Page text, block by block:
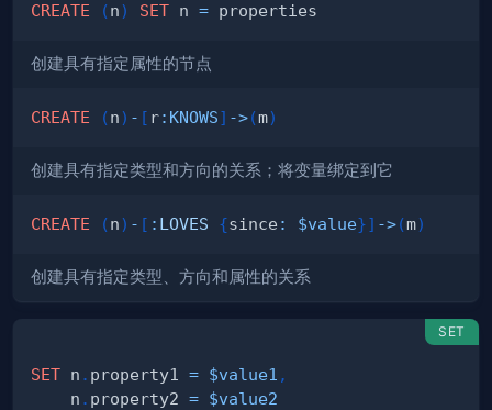
CREATE
(n) SET n =
创建具有指定属性的节点
CREATE (n) - [ r: KNOWS] ->(m)
创建具有指定类型和方向的关系；将变量绑定到它
CREATE (n) - [ : LOVES {since : $value}] ->(m)
创建具有指定类型、方向和属性的关系
SET
SET n . property1 = $value1 ,
    n
. property2 = $value2